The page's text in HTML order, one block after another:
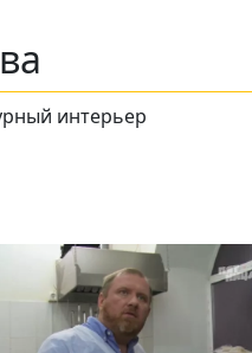
интерьер